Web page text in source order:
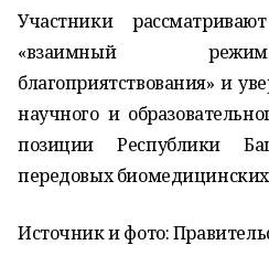
Участники
«взаимный
благоприятствования» и
научного и
позиции Республики
передовых
Источник и фото: